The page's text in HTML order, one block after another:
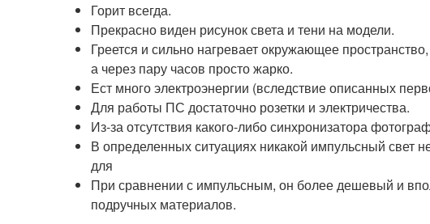
Горит всегда.
Прекрасно виден рисунок света и тени на модели.
Греется и сильно нагревает окружающее
а через пару часов просто жарко.
Ест много электроэнергии (вследствие описанных
Для работы ПС достаточно розетки и электричества.
Из-за отсутствия какого-либо синхронизатора
В определенных ситуациях никакой импульсный свет
для
При сравнении с импульсным, он более дешевый и
подручных материалов.